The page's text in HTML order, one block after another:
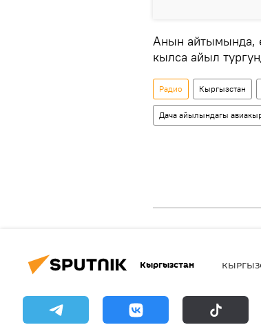
Анын айтымында,
кылса айыл
Радио Кыргызстан
Дача айылындагы
Кыргызстан